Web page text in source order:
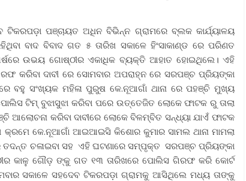
ପଞ୍ଚାୟତ ଅଧିନ ବିଭିନ୍ନ ଗ୍ରାମରେ ବ୍ଲକ କାର୍ଯ୍ୟାଳୟ
ବାଦ ବିବାଦ ଗତ ୫ ତାରିଖ ସକାଳେ ହିଂସାକାଣ୍ଡ ରେ ପରିଣତ
ଉଭୟ ଗୋଷ୍ଠୀର ଏକାଧିକ ବ୍ୟକ୍ତି ଆହାତ ହୋଇଥିଲେ। ଏହି
କରିବା ଦାବୀ ରେ ସୋମବାର ଅପରାହ୍ନ ରେ ସରପଞ୍ଚ ପ୍ରିୟଙ୍କା
ବହୁ ସଂଖ୍ୟକ ମହିଳା ପୁରୁଷ କେ.ନୂଆଗାଁ ଥାନା ରେ ପହଞ୍ଚି ମୁଖ୍ୟ
ଟିମ୍ ବୁଝାସୁଝା କରିବା ପରେ ଉତ୍ତେଜିତ ଲୋକେ ଫାଟକ ରୁ ତାଲା
କରିବା ଦାବୀରେ ଲୋକେ ବିଳମ୍ବିତ ସନ୍ଧ୍ୟା ଯାଏଁ ଫାଟକ
କେ.ନୂଆଗାଁ ଆଇଆଇସି କିଶୋର କୁମାର ସାମଲ ଥାନା ମାମଲା
ତଦନ୍ତ ଚଳାଇବା ସହ ଏହି ଘଟଣାରେ ସମ୍ପୃକ୍ତ ସରପଞ୍ଚ ପ୍ରିୟଙ୍କା
କାଳୁ ଗୌଡ଼ ଙ୍କୁ ଗତ ୧୩ ତାରିଖରେ ପୋଲିସ ଗିରଫ କରି କୋର୍ଟ
ସକାଳେ ସହଦେବ ଟିକରପଡ଼ା ଗ୍ରାମକୁ ଆସିଥିଲେ ମଧ୍ୟ ତାଙ୍କୁ